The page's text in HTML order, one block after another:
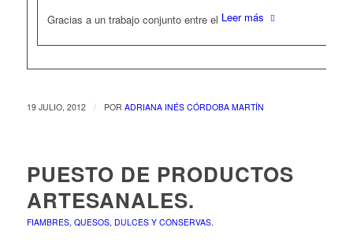
Gracias a un trabajo conjunto entre el Leer más
19 JULIO, 2012 / POR ADRIANA INÉS CÓRDOBA MARTÍN
PUESTO DE PRODUCTOS
ARTESANALES.
FIAMBRES, QUESOS, DULCES Y CONSERVAS.